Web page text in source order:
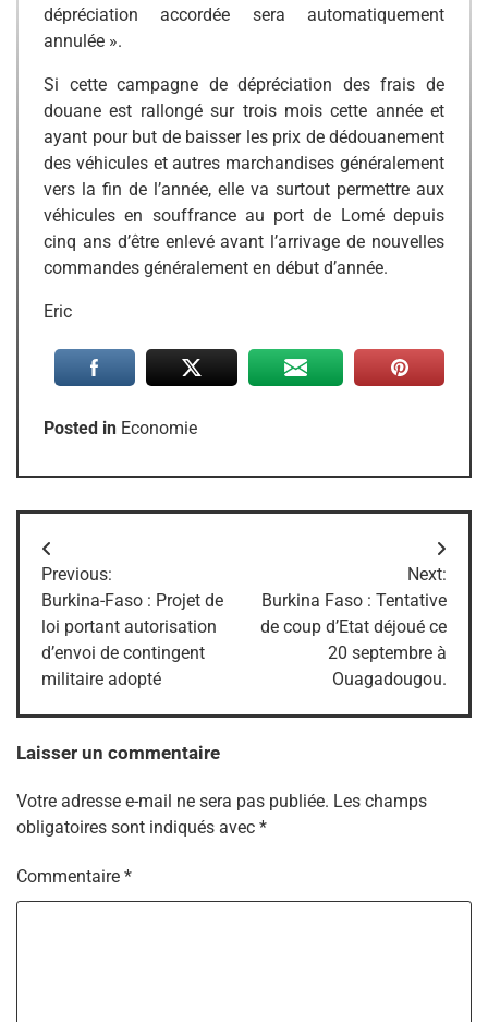
dépréciation accordée sera automatiquement
annulée ».
Si cette campagne de dépréciation des frais de
douane est rallongé sur trois mois cette année et
ayant pour but de baisser les prix de dédouanement
des véhicules et autres marchandises généralement
vers la fin de l’année, elle va surtout permettre aux
véhicules en souffrance au port de Lomé depuis
cinq ans d’être enlevé avant l’arrivage de nouvelles
commandes généralement en début d’année.
Eric
Posted in Economie
Navigation
de
l’article
Previous:
Burkina-Faso : Projet de
loi portant autorisation
d’envoi de contingent
militaire adopté
Next:
Burkina Faso : Tentative
de coup d’Etat déjoué ce
20 septembre à
Ouagadougou.
Laisser un commentaire
Votre adresse e-mail ne sera pas publiée. Les champs
obligatoires sont indiqués avec *
Commentaire *